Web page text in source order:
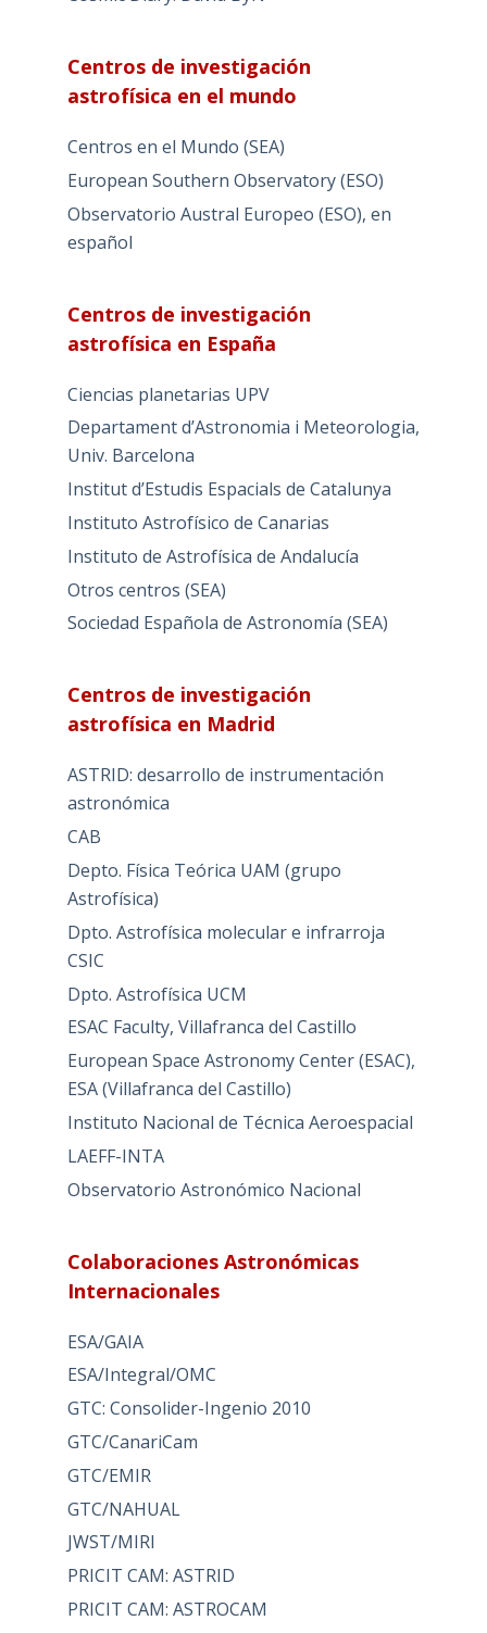
Centros de investigación
astrofísica en el mundo
Centros en el Mundo (SEA)
European Southern Observatory (ESO)
Observatorio Austral Europeo (ESO), en
español
Centros de investigación
astrofísica en España
Ciencias planetarias UPV
Departament d’Astronomia i Meteorologia,
Univ. Barcelona
Institut d’Estudis Espacials de Catalunya
Instituto Astrofísico de Canarias
Instituto de Astrofísica de Andalucía
Otros centros (SEA)
Sociedad Española de Astronomía (SEA)
Centros de investigación
astrofísica en Madrid
ASTRID: desarrollo de instrumentación
astronómica
CAB
Depto. Física Teórica UAM (grupo
Astrofísica)
Dpto. Astrofísica molecular e infrarroja
CSIC
Dpto. Astrofísica UCM
ESAC Faculty, Villafranca del Castillo
European Space Astronomy Center (ESAC),
ESA (Villafranca del Castillo)
Instituto Nacional de Técnica Aeroespacial
LAEFF-INTA
Observatorio Astronómico Nacional
Colaboraciones Astronómicas
Internacionales
ESA/GAIA
ESA/Integral/OMC
GTC: Consolider-Ingenio 2010
GTC/CanariCam
GTC/EMIR
GTC/NAHUAL
JWST/MIRI
PRICIT CAM: ASTRID
PRICIT CAM: ASTROCAM